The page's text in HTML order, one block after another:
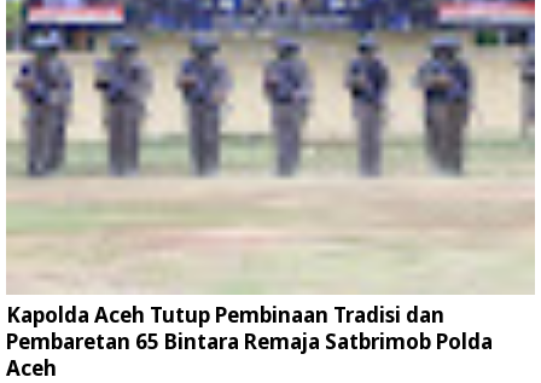
Kapolda Aceh Tutup Pembinaan Tradisi dan
Pembaretan 65 Bintara Remaja Satbrimob Polda
Aceh